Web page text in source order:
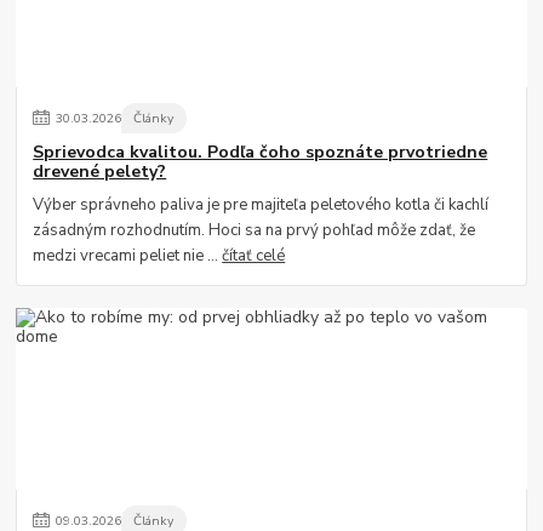
30.03.2026 Články
Sprievodca kvalitou. Podľa čoho spoznáte prvotriedne
drevené pelety?
Výber správneho paliva je pre majiteľa peletového kotla či kachlí
zásadným rozhodnutím. Hoci sa na prvý pohľad môže zdať, že
medzi vrecami peliet nie ...čítať celé
09.03.2026 Články